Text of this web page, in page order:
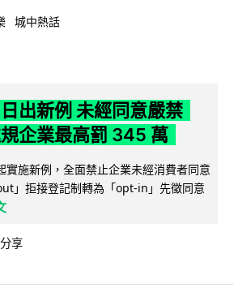
城中熱話
出新例 未經同意嚴禁
企業最高罰 345 萬
實施新例，全面禁止企業未經消費者同意
」拒接登記制轉為「opt-in」先徵同意
分享